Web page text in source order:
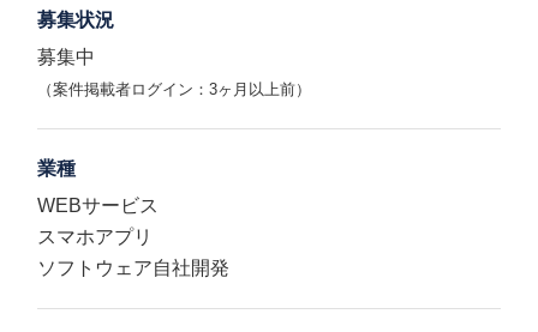
募集状況
募集中
（案件掲載者ログイン：3ヶ月以上前）
業種
WEBサービス
スマホアプリ
ソフトウェア自社開発